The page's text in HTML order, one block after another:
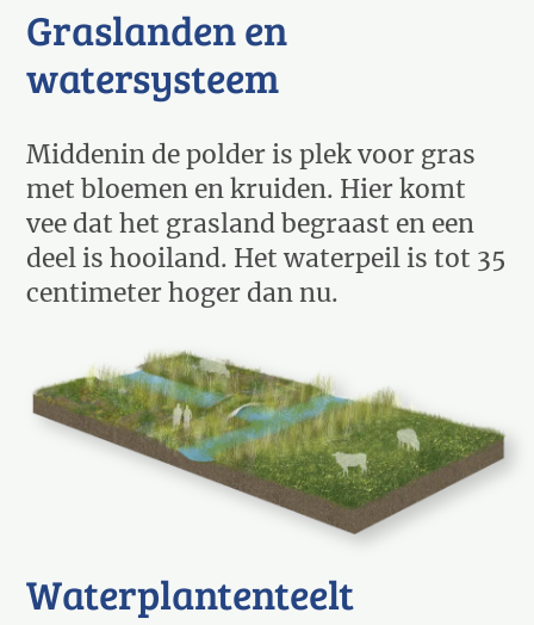
Graslanden en
watersysteem
Middenin de polder is plek voor gras
met bloemen en kruiden. Hier komt
vee dat het grasland begraast en een
deel is hooiland. Het waterpeil is tot 35
centimeter hoger dan nu.
Waterplantenteelt